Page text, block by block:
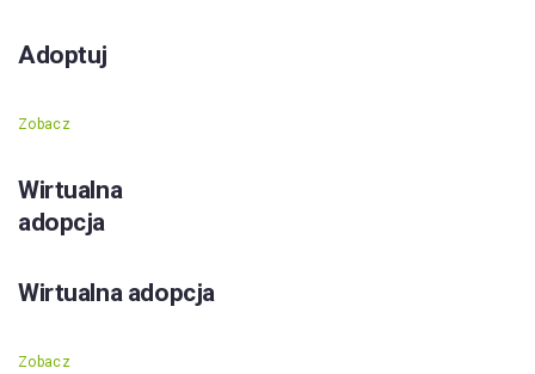
Adoptuj
Zobacz
Wirtualna
adopcja
Wirtualna adopcja
Zobacz